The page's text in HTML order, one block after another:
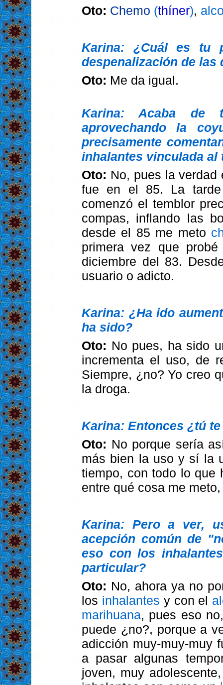
Oto: Chemo (thíner),
Karina: ¿Cuál es tu
despenalización de las
Oto: Me da igual.
Karina: Acaba de
aprovechando la
precisamente
inhalantes vinculada al
Oto: No, pues la
fue en el 85. La
comenzó el temblor
compas, inflando las
desde el 85 me meto
primera vez que
diciembre del 83.
usuario o adicto.
Karina: ¿Ha ido
ha sido?
Oto: No pues, ha sido
incrementa el uso, de
Siempre, ¿no? Yo creo
la droga.
Karina: Entonces ¿tú
Oto: No porque sería
más bien la uso y sí la
tiempo, con todo lo que
entre qué cosa me
Karina: Pero a ver,
acepción común de
eso con los
particular?
Oto: No, ahora ya no
los inhalantes y con el
marihuana, pues eso
puede ¿no?, porque a
adicción muy-muy-muy
a pasar algunas
joven, muy